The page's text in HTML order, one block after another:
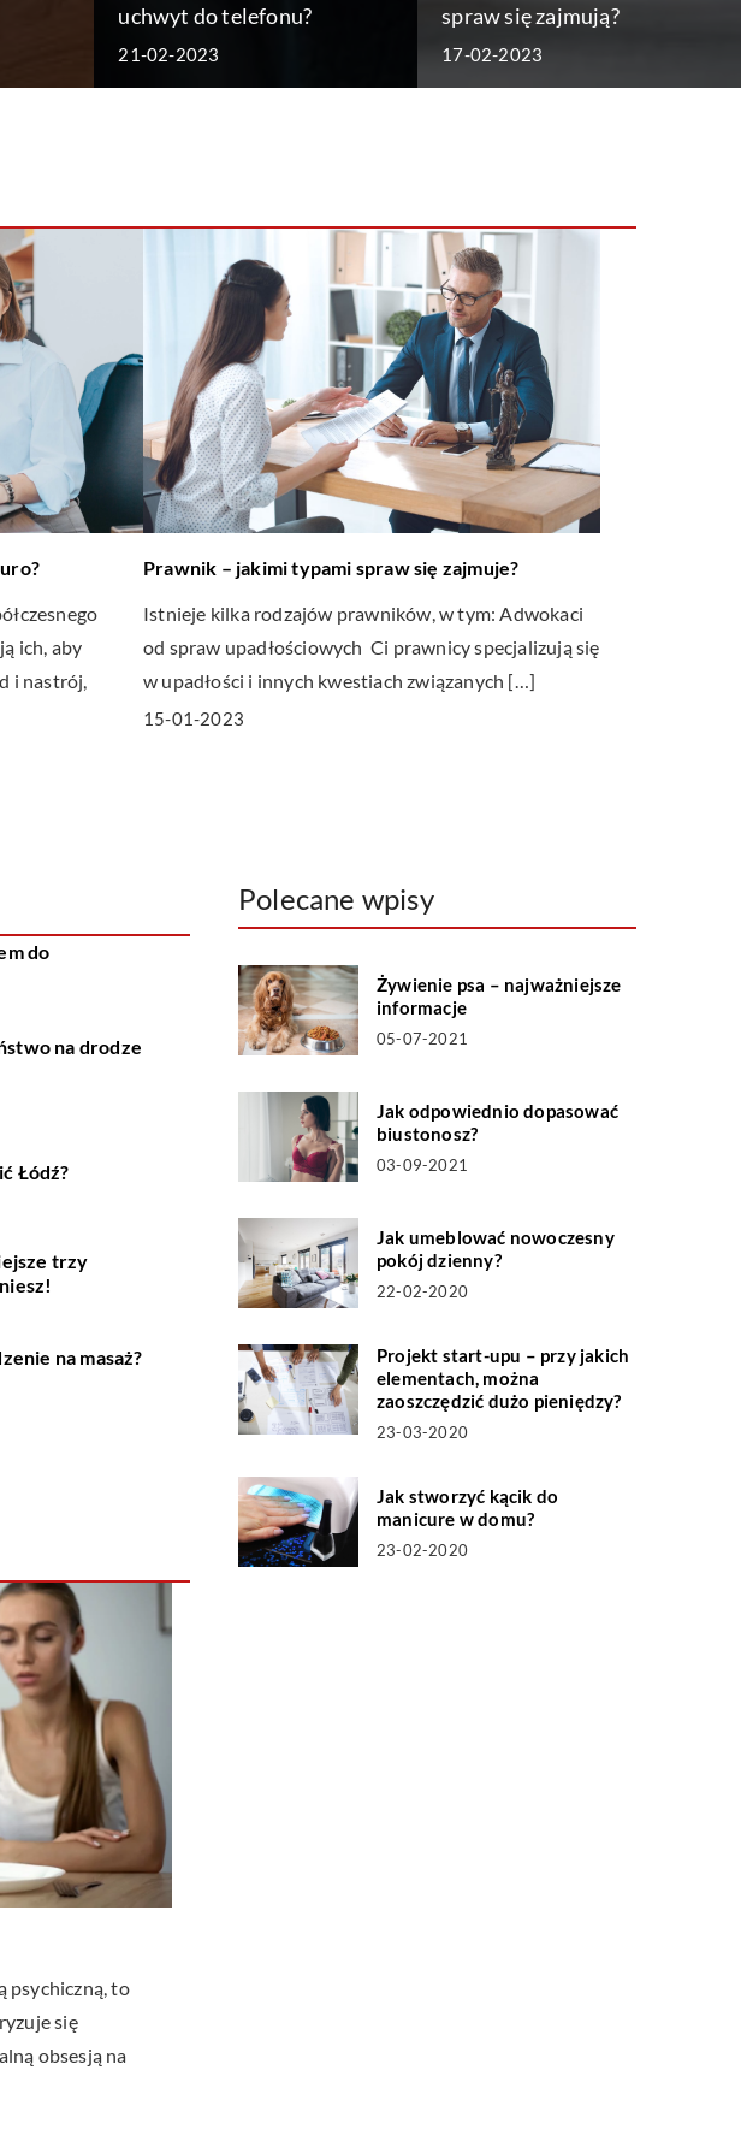
uchwyt do telefonu?
21-02-2023
spraw się zajmują?
17-02-2023
ich, aby
i nastrój,
Prawnik – jakimi typami spraw się zajmuje?
Istnieje kilka rodzajów prawników, w tym: Adwokaci
od spraw upadłościowych Ci prawnicy specjalizują się
w upadłości i innych kwestiach związanych […]
15-01-2023
do
na drodze
Łódź?
trzy
na masaż?
psychiczną, to
się
obsesją na
Polecane wpisy
Żywienie psa – najważniejsze
informacje
05-07-2021
Jak odpowiednio dopasować
biustonosz?
03-09-2021
Jak umeblować nowoczesny
pokój dzienny?
22-02-2020
Projekt start-upu – przy jakich
elementach, można
zaoszczędzić dużo pieniędzy?
23-03-2020
Jak stworzyć kącik do
manicure w domu?
23-02-2020